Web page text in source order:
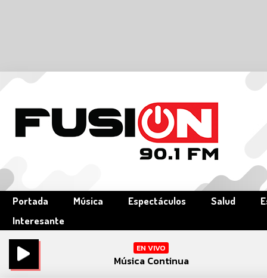
Portada Música Espectáculos Salud
Interesante
EN VIVO
Música Continua